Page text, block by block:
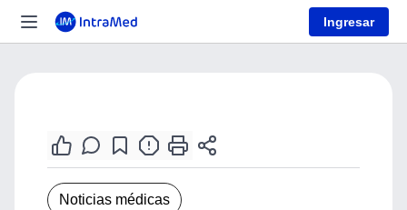
Ingresar
Noticias médicas